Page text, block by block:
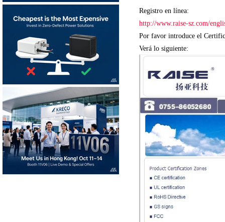
Registro en línea:
http://www.raise-sz.com/
Por favor introduce el
Verá lo siguiente: